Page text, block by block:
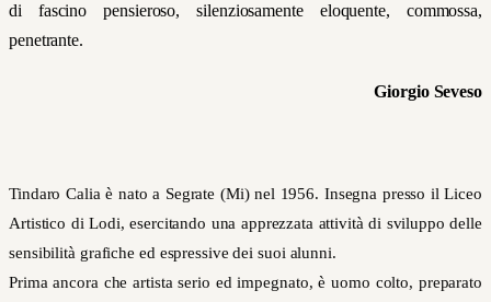
di fascino pensieroso, silenziosamente eloquente, commossa,
penetrante.
Giorgio Seveso
Tindaro Calia è nato a Segrate (Mi) nel 1956. Insegna presso il Liceo
Artistico di Lodi, esercitando una apprezzata attività di sviluppo delle
sensibilità grafiche ed espressive dei suoi alunni.
Prima ancora che artista serio ed impegnato, è uomo colto, preparato